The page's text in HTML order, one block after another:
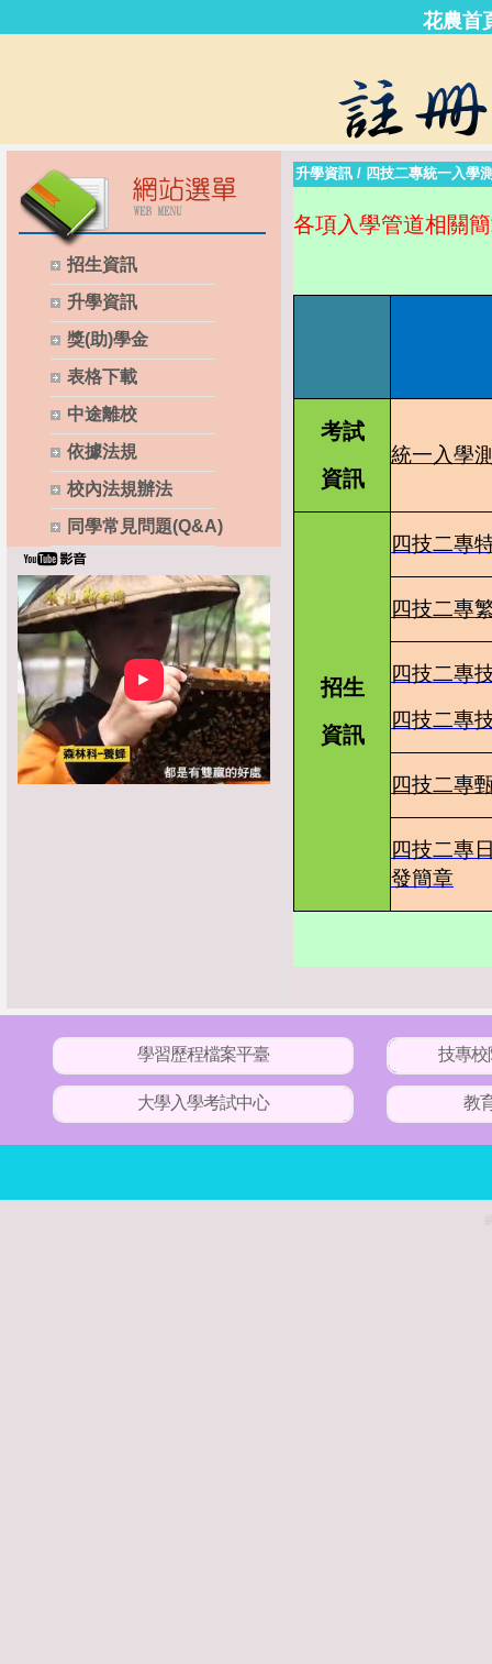
花農首
招生資訊
升學資訊
獎(助)學金
表格下載
中途離校
依據法規
校內法規辦法
同學常見問題(Q&A)
►
升學資訊 / 四技二專統一入學
各項入學管道相關
考試
資訊
統一入學
招生
資訊
四技二專
四技二專
四技二專
四技二專
四技二專
四技二專
發簡章
學習歷程檔案平臺 技專校
大學入學考試中心 教